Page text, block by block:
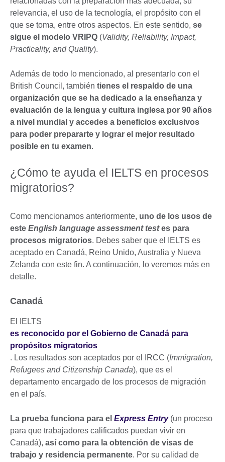
relevancia, el uso de la tecnología, el propósito con el
que se toma, entre otros aspectos. En este sentido, se
sigue el modelo VRIPQ (Validity, Reliability, Impact,
Practicality, and Quality).
Además de todo lo mencionado, al presentarlo con el
British Council, también tienes el respaldo de una
organización que se ha dedicado a la enseñanza y
evaluación de la lengua y cultura inglesa por 90 años
a nivel mundial y accedes a beneficios exclusivos
para poder prepararte y lograr el mejor resultado
posible en tu examen.
¿Cómo te ayuda el IELTS en procesos
migratorios?
Como mencionamos anteriormente, uno de los usos de
este English language assessment testes para
procesos migratorios. Debes saber que el IELTS es
aceptado en Canadá, Reino Unido, Australia y Nueva
Zelanda con este fin. A continuación, lo veremos más en
detalle.
Canadá
El IELTS
es reconocido por el Gobierno de Canadá para
propósitos migratorios
. Los resultados son aceptados por el IRCC (Immigration,
Refugees and Citizenship Canada), que es el
departamento encargado de los procesos de migración
en el país.
La prueba funciona para el Express Entry (un proceso
para que trabajadores calificados puedan vivir en
Canadá), así como para la obtención de visas de
trabajo y residencia permanente. Por su calidad de